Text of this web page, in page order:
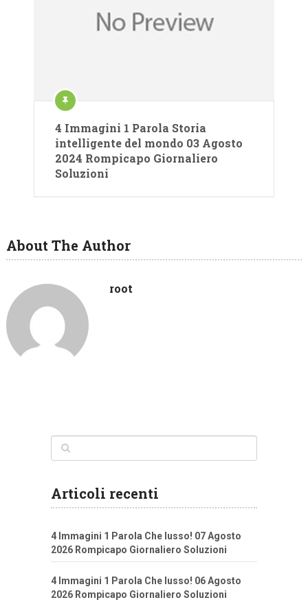
4 Immagini 1 Parola Storia
intelligente del mondo 03 Agosto
2024 Rompicapo Giornaliero
Soluzioni
About The Author
root
Articoli recenti
4 Immagini 1 Parola Che lusso! 07 Agosto
2026 Rompicapo Giornaliero Soluzioni
4 Immagini 1 Parola Che lusso! 06 Agosto
2026 Rompicapo Giornaliero Soluzioni